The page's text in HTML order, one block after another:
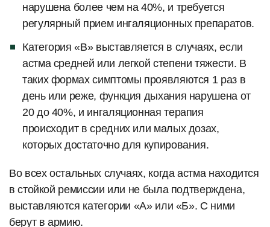
нарушена более чем на 40%, и требуется
регулярный прием ингаляционных препаратов.
Категория «В» выставляется в случаях, если
астма средней или легкой степени тяжести. В
таких формах симптомы проявляются 1 раз в
день или реже, функция дыхания нарушена от
20 до 40%, и ингаляционная терапия
происходит в средних или малых дозах,
которых достаточно для купирования.
Во всех остальных случаях, когда астма находится
в стойкой ремиссии или не была подтверждена,
выставляются категории «А» или «Б». С ними
берут в армию.